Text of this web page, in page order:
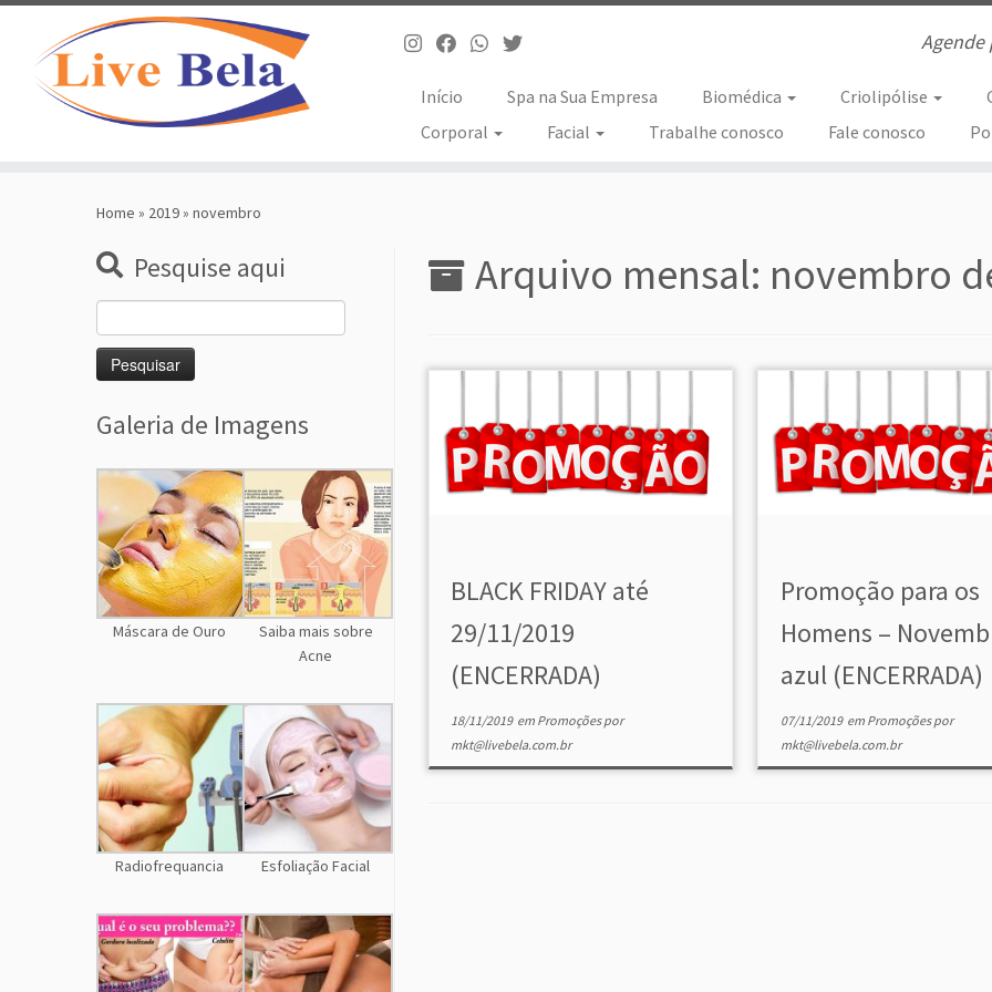
Agende
Início Spa na Sua Empresa Biomédica Criolipólise
Corporal
Facial Trabalhe conosco Fale conosco
Home » 2019» novembro
Pesquise aqui
por:
Galeria de Imagens
Máscara de Ouro
Saiba mais sobre
Acne
Radiofrequancia Esfoliação Facial
Arquivo mensal: novembro
BLACK FRIDAY até
29/11/2019
(ENCERRADA)
18/11/2019em Promoçõespor
mkt@livebela.com.br
Promoção para os
Homens –
azul (ENCERRADA)
07/11/2019em Promoçõespor
mkt@livebela.com.br